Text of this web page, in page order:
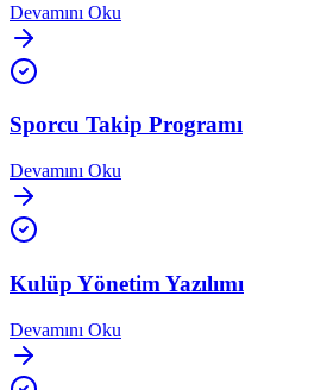
Devamını Oku
Sporcu Takip Programı
Devamını Oku
Kulüp Yönetim Yazılımı
Devamını Oku